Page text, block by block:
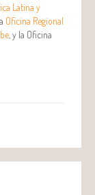
Latina y
Oficina Regional
, y la Oficina